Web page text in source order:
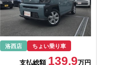
洛西店 ちょい乗り車
支払総額 139.9万円